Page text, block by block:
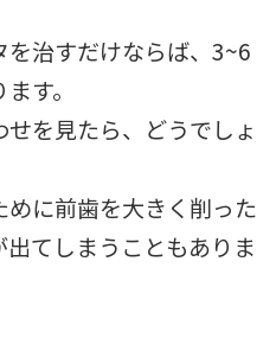
治すだけならば、3~6
す。
を見たら、どうでしょ
に前歯を大きく削った
てしまうこともありま